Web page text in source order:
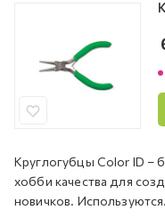
Круглогубцы Color ID –
хобби качества для
новичков.